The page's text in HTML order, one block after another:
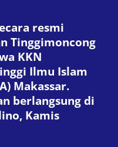
resmi
Tinggimoncong
KKN
Ilmu Islam
Makassar.
berlangsung di
Kamis